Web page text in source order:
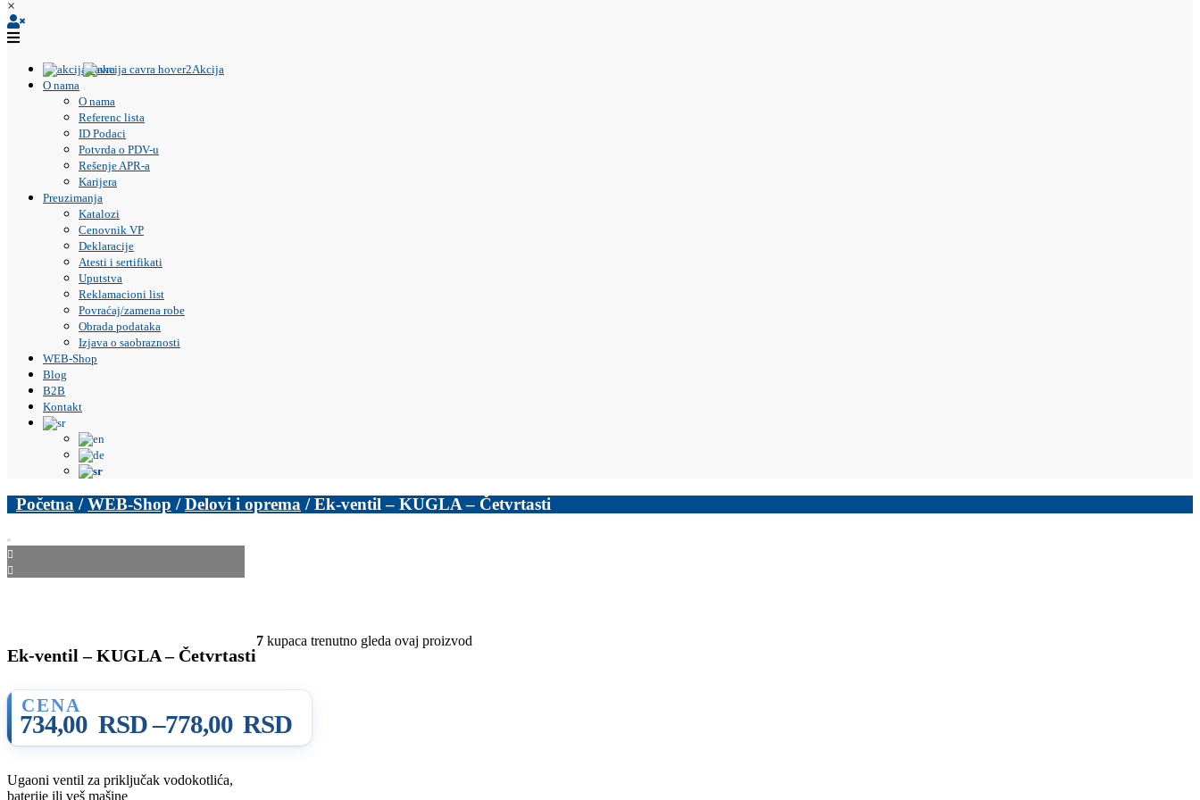
×
Akcija
O nama
O nama
Referenc lista
ID Podaci
Potvrda o PDV-u
Rešenje APR-a
Karijera
Preuzimanja
Katalozi
Cenovnik VP
Deklaracije
Atesti i sertifikati
Uputstva
Reklamacioni list
Povraćaj/zamena robe
Obrada podataka
Izjava o saobraznosti
WEB-Shop
Blog
B2B
Kontakt
Početna /WEB-Shop /Delovi i oprema / Ek-ventil – KUGLA – Četvrtasti
Ek-ventil – KUGLA – Četvrtasti
7 kupaca trenutno gleda ovaj proizvod
734,00 RSD–778,00 RSD
Raspon
cena:
od
Ugaoni ventil za priključak vodokotlića,
baterije ili veš mašine